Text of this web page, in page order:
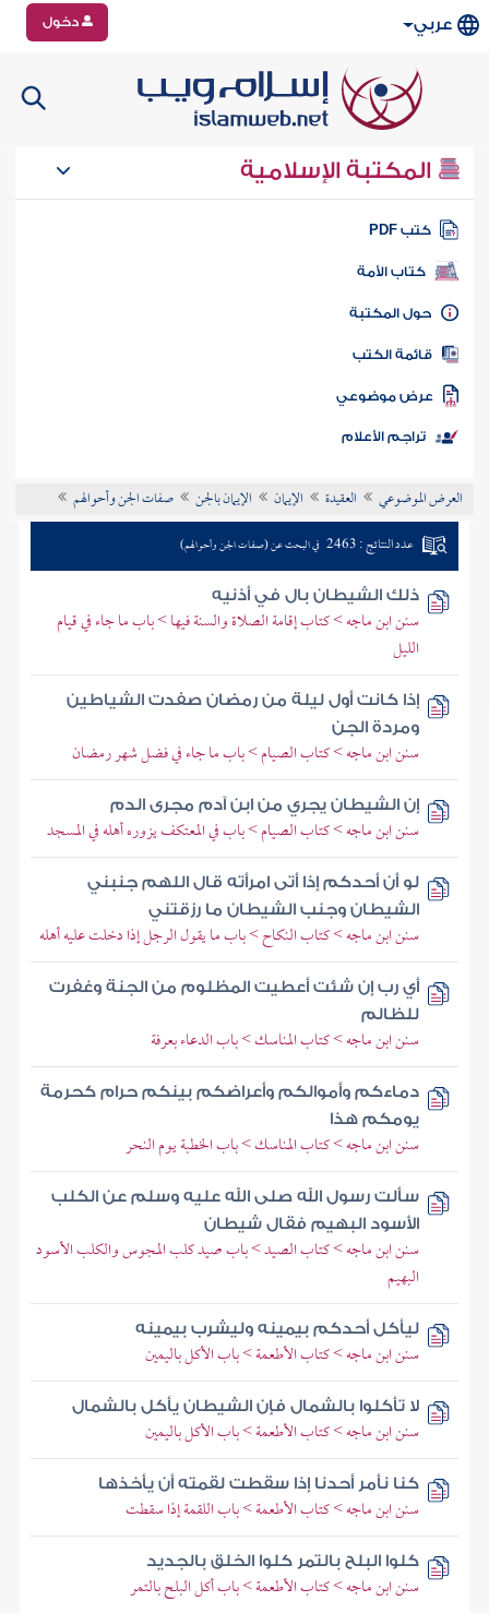
عربي دخول
المكتبة الإسلامية
كتب PDF
كتاب الأمة
المكتبة
الكتب
موضوعي
تراجم الأعلام
العرض الموضوعي العقيدة الإيمان الإيمان بالجن صفات الجن وأحوالهم
عدد النتائج : 2463 في البحث عن (صفات الجن وأحوالهم)
ذلك الشيطان بال في أذنيه
سنن ابن ماجه > كتاب إقامة الصلاة والسنة فيها > باب ما جاء في قيام
الليل
إذا كانت أول ليلة من رمضان صفدت الشياطين
ومردة الجن
سنن ابن ماجه > كتاب الصيام > باب ما جاء في فضل شهر رمضان
إن الشيطان يجري من ابن آدم مجرى الدم
سنن ابن ماجه > كتاب الصيام > باب في المعتكف يزوره أهله في المسجد
لو أن أحدكم إذا أتى امرأته قال اللهم جنبني
الشيطان وجنب الشيطان ما رزقتني
سنن ابن ماجه > كتاب النكاح > باب ما يقول الرجل إذا دخلت عليه أهله
أي رب إن شئت أعطيت المظلوم من الجنة وغفرت
للظالم
سنن ابن ماجه > كتاب المناسك > باب الدعاء بعرفة
دماءكم وأموالكم وأعراضكم بينكم حرام كحرمة
يومكم هذا
سنن ابن ماجه > كتاب المناسك > باب الخطبة يوم النحر
سألت رسول الله صلى الله عليه وسلم عن الكلب
الأسود البهيم فقال شيطان
سنن ابن ماجه > كتاب الصيد > باب صيد كلب المجوس والكلب الأسود
البهيم
ليأكل أحدكم بيمينه وليشرب بيمينه
سنن ابن ماجه > كتاب الأطعمة > باب الأكل باليمين
لا تأكلوا بالشمال فإن الشيطان يأكل بالشمال
سنن ابن ماجه > كتاب الأطعمة > باب الأكل باليمين
كنا نأمر أحدنا إذا سقطت لقمته أن يأخذها
سنن ابن ماجه > كتاب الأطعمة > باب اللقمة إذا سقطت
كلوا البلح بالتمر كلوا الخلق بالجديد
سنن ابن ماجه > كتاب الأطعمة > باب أكل البلح بالتمر